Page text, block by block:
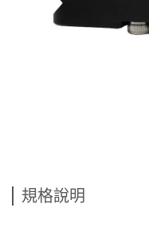
規格說明